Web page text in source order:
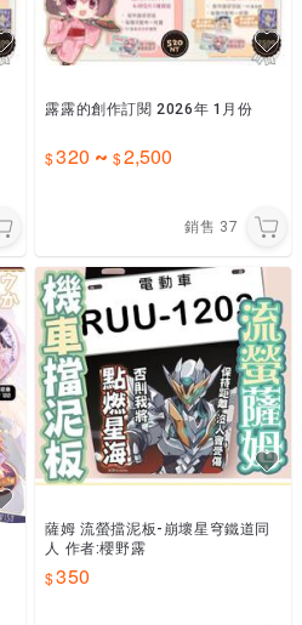
露露的創作訂閱 2026年 1月份
320 ~ 2,500
銷售 37
薩姆 流螢擋泥板-崩壞星穹鐵道同
人 作者:櫻野露
350